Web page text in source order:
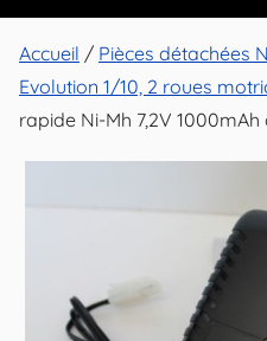
Nikko
Evo
Pro-
Accueil / Pièces détachées
Evolution 1/10, 2 roues
rapide Ni-Mh 7,2V